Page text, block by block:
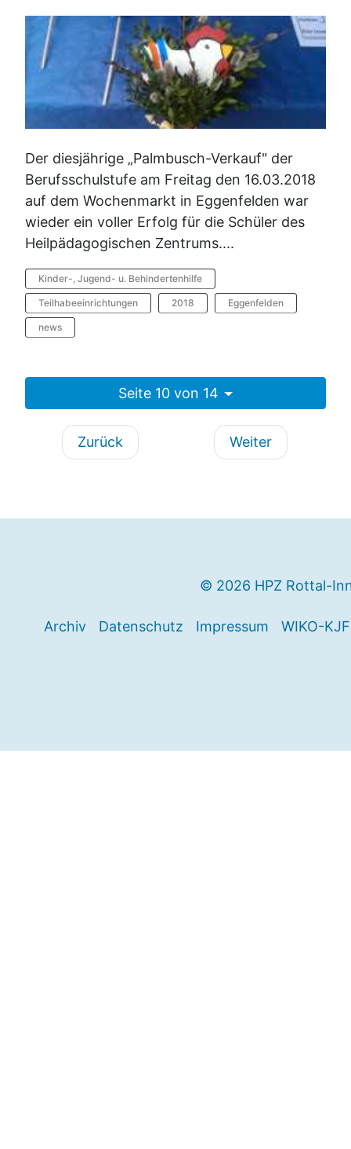
Der diesjährige „Palmbusch-Verkauf" der
Berufsschulstufe am Freitag den 16.03.2018
auf dem Wochenmarkt in Eggenfelden war
wieder ein voller Erfolg für die Schüler des
Heilpädagogischen Zentrums....
Kinder-, Jugend- u. Behindertenhilfe
Teilhabeeinrichtungen 2018 Eggenfelden
news
Seite 10 von 14
Zurück Weiter
© 2026 HPZ Rottal-
Archiv Datenschutz Impressum WIKO-KJF